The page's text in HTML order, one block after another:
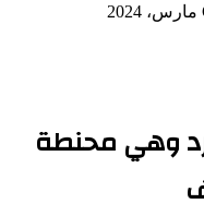
وهي محنطة